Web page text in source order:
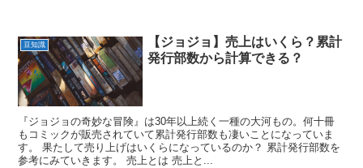
豆知識
【ジョジョ】売上はいくら？累計
発行部数から計算できる？
『ジョジョの奇妙な冒険』は30年以上続く一種の大河もの。何十冊
もコミックが販売されていて累計発行部数も凄いことになっていま
す。 果たして売り上げはいくらになっているのか？ 累計発行部数を
参考にみていきます。 売上とは 売上と...